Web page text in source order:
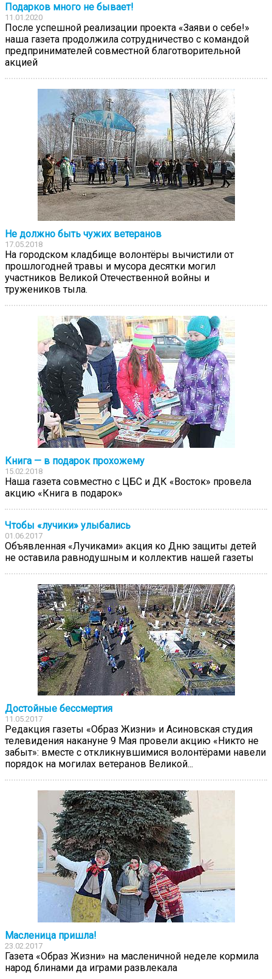
Подарков много не бывает!
11.01.2020
После успешной реализации проекта «Заяви о себе!»
наша газета продолжила сотрудничество с командой
предпринимателей совместной благотворительной
акцией
Не должно быть чужих ветеранов
17.05.2018
На городском кладбище волонтёры вычистили от
прошлогодней травы и мусора десятки могил
участников Великой Отечественной войны и
тружеников тыла.
Книга — в подарок прохожему
15.02.2018
Наша газета совместно с ЦБС и ДК «Восток» провела
акцию «Книга в подарок»
Чтобы «лучики» улыбались
01.06.2017
Объявленная «Лучиками» акция ко Дню защиты детей
не оставила равнодушным и коллектив нашей газеты
Достойные бессмертия
11.05.2017
Редакция газеты «Образ Жизни» и Асиновская студия
телевидения накануне 9 Мая провели акцию «Никто не
забыт»: вместе с откликнувшимися волонтёрами навели
порядок на могилах ветеранов Великой...
Масленица пришла!
23.02.2017
Газета «Образ Жизни» на масленичной неделе кормила
народ блинами да играми развлекала